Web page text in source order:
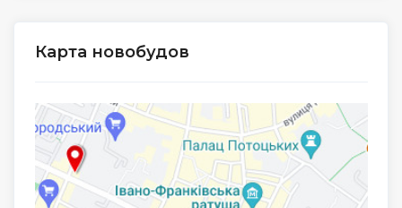
Карта новобудов